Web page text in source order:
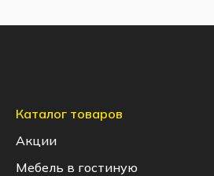
Каталог товаров
Акции
Мебель в гостиную